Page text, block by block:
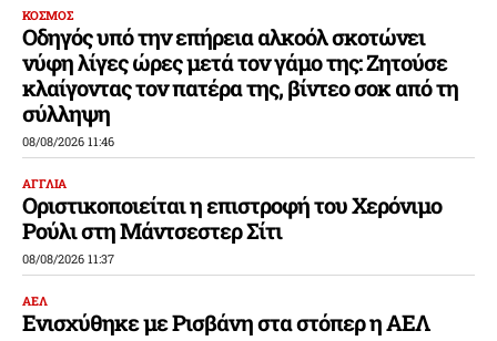
ΚΟΣΜΟΣ
Οδηγός υπό την επήρεια αλκοόλ σκοτώνει
νύφη λίγες ώρες μετά τον γάμο της: Ζητούσε
κλαίγοντας τον πατέρα της, βίντεο σοκ από τη
σύλληψη
08/08/2026 11:46
ΑΓΓΛΙΑ
Οριστικοποιείται η επιστροφή του Χερόνιμο
Ρούλι στη Μάντσεστερ Σίτι
08/08/2026 11:37
ΑΕΛ
Ενισχύθηκε με Ρισβάνη στα στόπερ η ΑΕΛ